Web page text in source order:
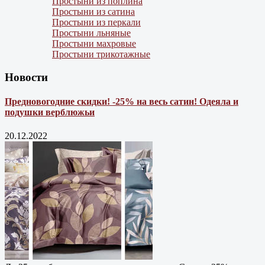
Простыни из сатина
Простыни из перкали
Простыни льняные
Простыни махровые
Простыни трикотажные
Новости
Предновогодние скидки! -25% на весь сатин! Одеяла и
подушки верблюжьи
20.12.2022